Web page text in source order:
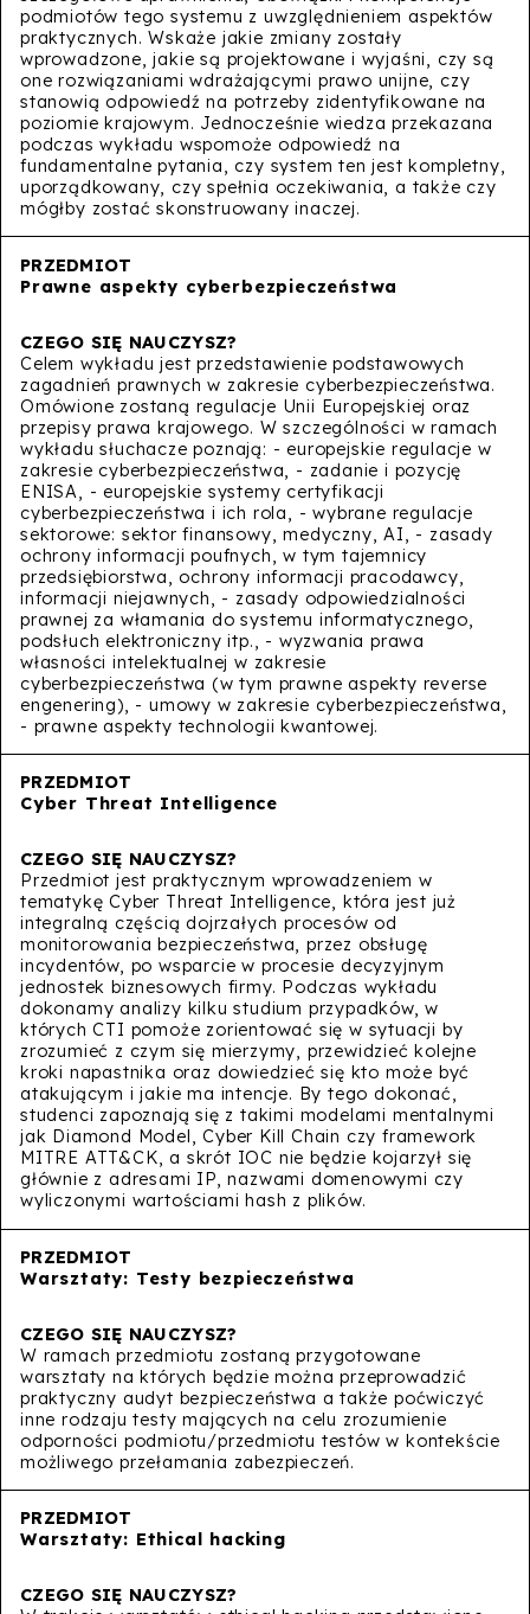
podmiotów tego systemu z uwzględnieniem aspektów
praktycznych. Wskaże jakie zmiany zostały
wprowadzone, jakie są projektowane i wyjaśni, czy są
one rozwiązaniami wdrażającymi prawo unijne, czy
stanowią odpowiedź na potrzeby zidentyfikowane na
poziomie krajowym. Jednocześnie wiedza przekazana
podczas wykładu wspomoże odpowiedź na
fundamentalne pytania, czy system ten jest kompletny,
uporządkowany, czy spełnia oczekiwania, a także czy
mógłby zostać skonstruowany inaczej.
Prawne aspekty cyberbezpieczeństwa
Celem wykładu jest przedstawienie podstawowych
zagadnień prawnych w zakresie cyberbezpieczeństwa.
Omówione zostaną regulacje Unii Europejskiej oraz
przepisy prawa krajowego. W szczególności w ramach
wykładu słuchacze poznają: - europejskie regulacje w
zakresie cyberbezpieczeństwa, - zadanie i pozycję
ENISA, - europejskie systemy certyfikacji
cyberbezpieczeństwa i ich rola, - wybrane regulacje
sektorowe: sektor finansowy, medyczny, AI, - zasady
ochrony informacji poufnych, w tym tajemnicy
przedsiębiorstwa, ochrony informacji pracodawcy,
informacji niejawnych, - zasady odpowiedzialności
prawnej za włamania do systemu informatycznego,
podsłuch elektroniczny itp., - wyzwania prawa
własności intelektualnej w zakresie
cyberbezpieczeństwa (w tym prawne aspekty reverse
engenering), - umowy w zakresie cyberbezpieczeństwa,
- prawne aspekty technologii kwantowej.
Cyber Threat Intelligence
Przedmiot jest praktycznym wprowadzeniem w
tematykę Cyber Threat Intelligence, która jest już
integralną częścią dojrzałych procesów od
monitorowania bezpieczeństwa, przez obsługę
incydentów, po wsparcie w procesie decyzyjnym
jednostek biznesowych firmy. Podczas wykładu
dokonamy analizy kilku studium przypadków, w
których CTI pomoże zorientować się w sytuacji by
zrozumieć z czym się mierzymy, przewidzieć kolejne
kroki napastnika oraz dowiedzieć się kto może być
atakującym i jakie ma intencje. By tego dokonać,
studenci zapoznają się z takimi modelami mentalnymi
jak Diamond Model, Cyber Kill Chain czy framework
MITRE ATT&CK, a skrót IOC nie będzie kojarzył się
głównie z adresami IP, nazwami domenowymi czy
wyliczonymi wartościami hash z plików.
Warsztaty: Testy bezpieczeństwa
W ramach przedmiotu zostaną przygotowane
warsztaty na których będzie można przeprowadzić
praktyczny audyt bezpieczeństwa a także poćwiczyć
inne rodzaju testy mających na celu zrozumienie
odporności podmiotu/przedmiotu testów w kontekście
możliwego przełamania zabezpieczeń.
Warsztaty: Ethical hacking